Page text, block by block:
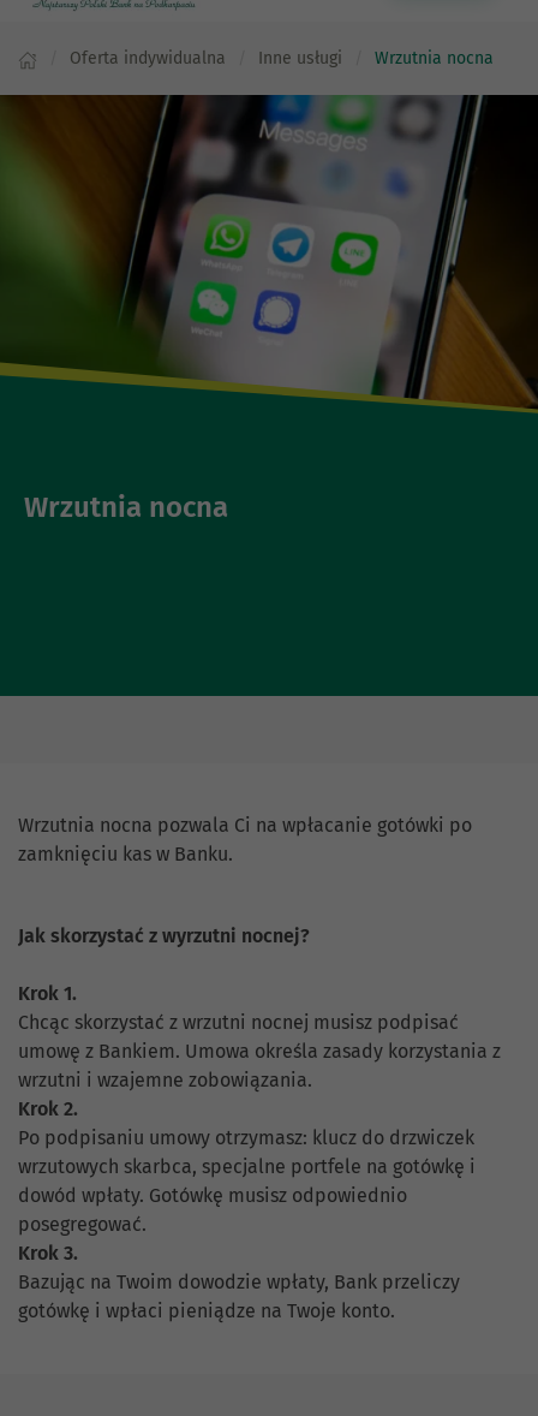
Oferta indywidualna Inne usługi Wrzutnia nocna
Wrzutnia nocna
Wrzutnia nocna pozwala Ci na wpłacanie gotówki po
zamknięciu kas w Banku.
Jak skorzystać z wyrzutni nocnej?
Krok 1.
Chcąc skorzystać z wrzutni nocnej musisz podpisać
umowę z Bankiem. Umowa określa zasady korzystania z
wrzutni i wzajemne zobowiązania.
Krok 2.
Po podpisaniu umowy otrzymasz: klucz do drzwiczek
wrzutowych skarbca, specjalne portfele na gotówkę i
dowód wpłaty. Gotówkę musisz odpowiednio
posegregować.
Krok 3.
Bazując na Twoim dowodzie wpłaty, Bank przeliczy
gotówkę i wpłaci pieniądze na Twoje konto.